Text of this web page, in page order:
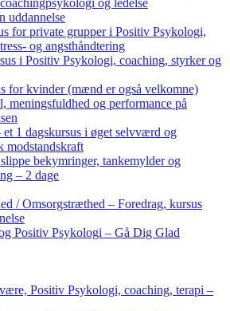
og ledelse
uddannelse
for private grupper i Positiv Psykologi,
og angsthåndtering
i Positiv Psykologi, coaching, styrker og
for kvinder (mænd er også velkomne)
meningsfuldhed og performance på
1 dagskursus i øget selvværd og
modstandskraft
bekymringer, tankemylder og
– 2 dage
/ Omsorgstræthed – Foredrag, kursus
Positiv Psykologi – Gå Dig Glad
Positiv Psykologi, coaching, terapi –